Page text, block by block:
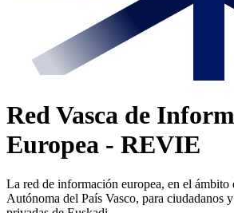
Red Vasca de
Europea - REVIE
La red de información europea, en el ámbito
Autónoma del País Vasco, para ciudadanos